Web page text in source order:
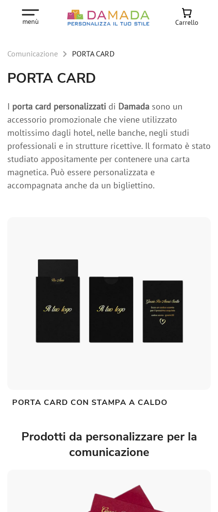
menù Carrello
Comunicazione PORTA CARD
PORTA CARD
porta card personalizzati di Damada sono un
accessorio promozionale che viene utilizzato
moltissimo dagli hotel, nelle banche, negli studi
professionali e in strutture ricettive. Il formato è stato
studiato appositamente per contenere una carta
magnetica. Può essere personalizzata e
accompagnata anche da un bigliettino.
PORTA CARD CON STAMPA A CALDO
Prodotti da personalizzare per la
comunicazione